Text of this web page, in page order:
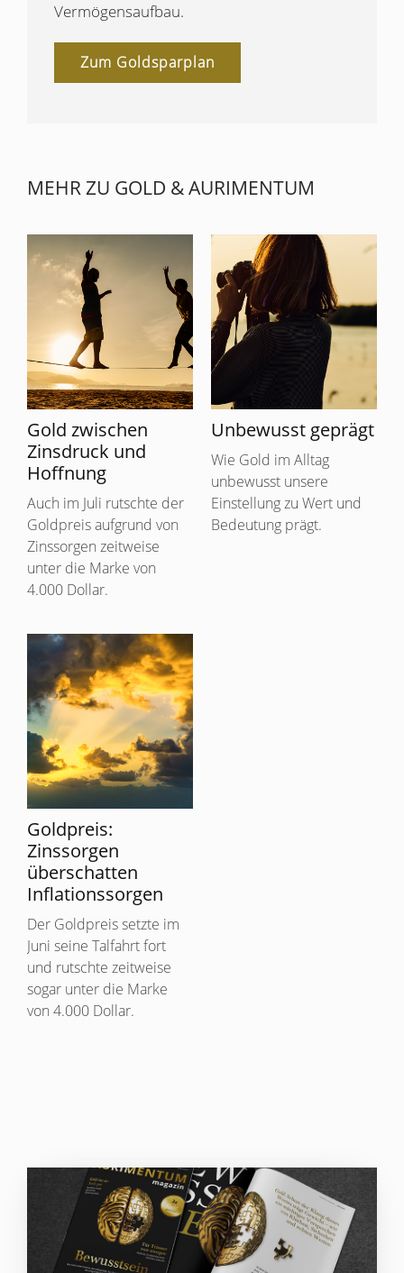
Vermögensaufbau.
Zum Goldsparplan
MEHR ZU GOLD & AURIMENTUM
Gold zwischen
Zinsdruck und
Hoffnung
Auch im Juli rutschte der
Goldpreis aufgrund von
Zinssorgen zeitweise
unter die Marke von
4.000 Dollar.
Unbewusst geprägt
Wie Gold im Alltag
unbewusst unsere
Einstellung zu Wert und
Bedeutung prägt.
Goldpreis:
Zinssorgen
überschatten
Inflationssorgen
Der Goldpreis setzte im
Juni seine Talfahrt fort
und rutschte zeitweise
sogar unter die Marke
von 4.000 Dollar.